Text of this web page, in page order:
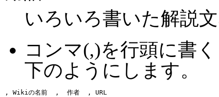
いろいろ書いた解説
コンマ(,)を行頭に書
下のようにします。
, Wikiの名前  ,  作者  , URL